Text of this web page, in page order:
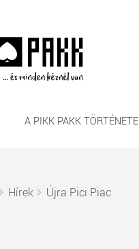
A PIKK PAKK TÖRTÉNETE
Hírek Újra Pici Piac